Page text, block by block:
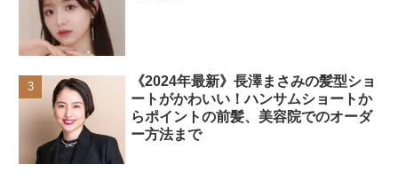
《2024年最新》長澤まさみの髪型ショ
ートがかわいい！ハンサムショートか
らポイントの前髪、美容院でのオーダ
ー方法まで